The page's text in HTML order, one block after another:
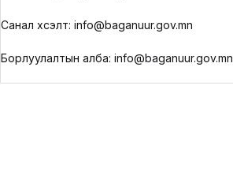
Санал хүсэлт: info@baganuur.gov.mn
Борлуулалтын алба: info@baganuur.gov.mn